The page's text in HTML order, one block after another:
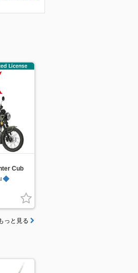
Cub
◆
っと見る